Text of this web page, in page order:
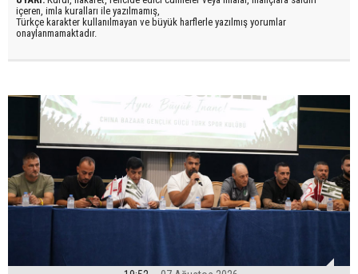
içeren, imla kuralları ile yazılmamış,
Türkçe karakter kullanılmayan ve büyük harflerle yazılmış yorumlar
onaylanmamaktadır.